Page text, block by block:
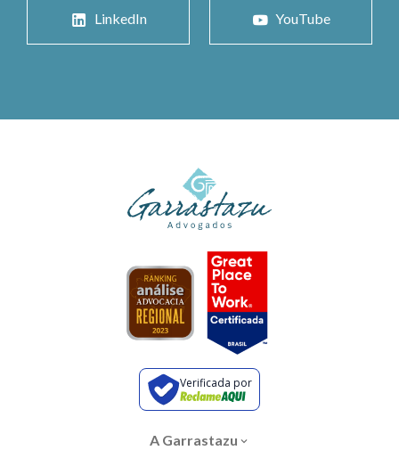
LinkedIn YouTube
Verificada por
A Garrastazu